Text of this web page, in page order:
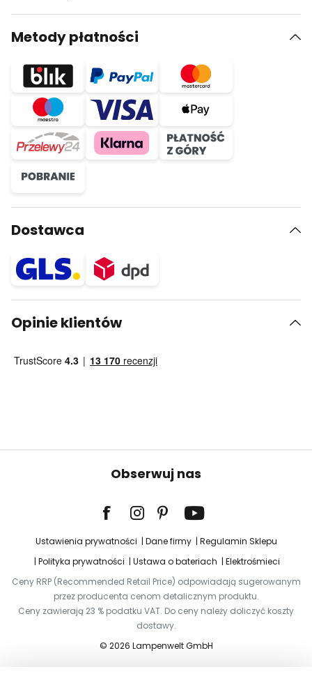
Metody płatności
Dostawca
Opinie klientów
Obserwuj nas
Ustawienia prywatności Dane firmy
Regulamin Sklepu
Polityka prywatności
Ustawa o bateriach
Elektrośmieci
Ceny RRP (Recommended Retail Price) odpowiadają sugerowanym
przez producenta cenom detalicznym produktu.
Ceny zawierają 23 % podatku VAT. Do ceny należy doliczyć koszty
dostawy.
© 2026 Lampenwelt GmbH